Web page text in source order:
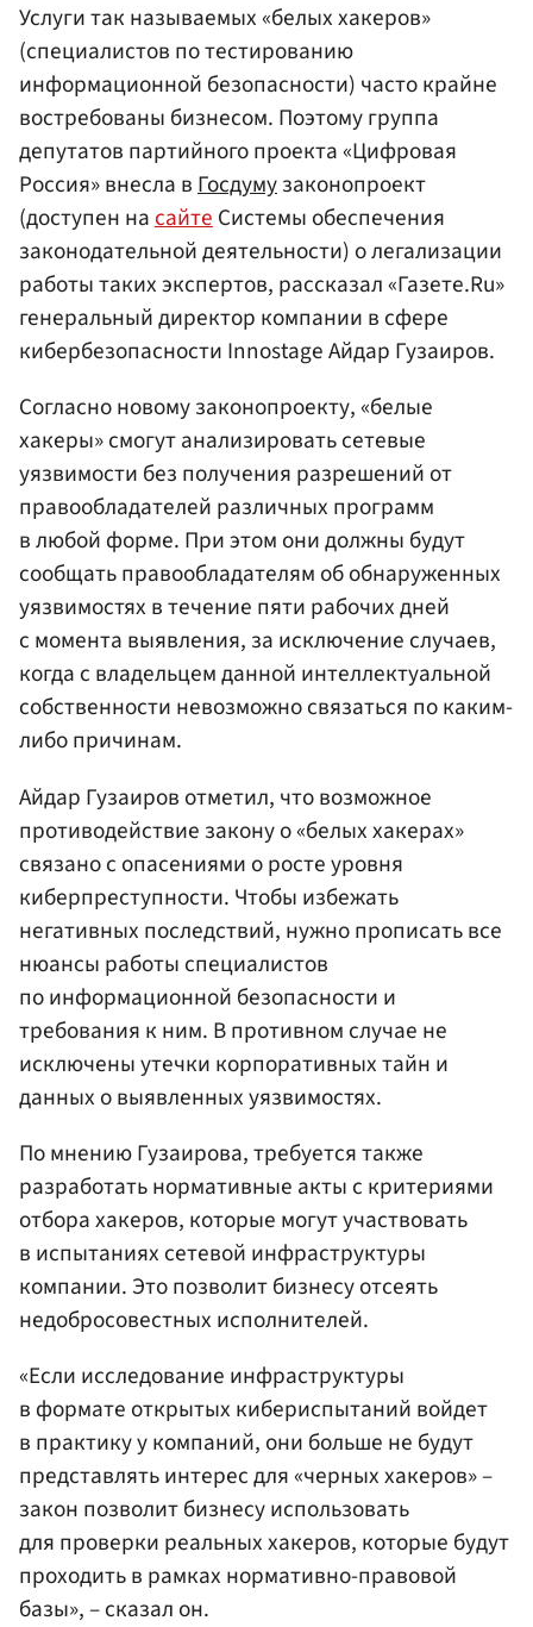
Услуги так называемых «белых хакеров»
(специалистов по тестированию
информационной безопасности) часто крайне
востребованы бизнесом. Поэтому группа
депутатов партийного проекта «Цифровая
Россия» внесла вГосдумузаконопроект
(доступен насайтеСистемы обеспечения
законодательной деятельности) о легализации
работы таких экспертов, рассказал «Газете.Ru»
генеральный директор компании в сфере
кибербезопасности Innostage Айдар Гузаиров.
Согласно новому законопроекту, «белые
хакеры» смогут анализировать сетевые
уязвимости без получения разрешений от
правообладателей различных программ
в любой форме. При этом они должны будут
сообщать правообладателям об обнаруженных
уязвимостях в течение пяти рабочих дней
с момента выявления, за исключение случаев,
когда с владельцем данной интеллектуальной
собственности невозможно связаться по каким-
либо причинам.
Айдар Гузаиров отметил, что возможное
противодействие закону о «белых хакерах»
связано с опасениями о росте уровня
киберпреступности. Чтобы избежать
негативных последствий, нужно прописать все
нюансы работы специалистов
по информационной безопасности и
требования к ним. В противном случае не
исключены утечки корпоративных тайн и
данных о выявленных уязвимостях.
По мнению Гузаирова, требуется также
разработать нормативные акты с критериями
отбора хакеров, которые могут участвовать
в испытаниях сетевой инфраструктуры
компании. Это позволит бизнесу отсеять
недобросовестных исполнителей.
«Если исследование инфраструктуры
в формате открытых кибериспытаний войдет
в практику у компаний, они больше не будут
представлять интерес для «черных хакеров» –
закон позволит бизнесу использовать
для проверки реальных хакеров, которые будут
проходить в рамках нормативно-правовой
базы», – сказал он.